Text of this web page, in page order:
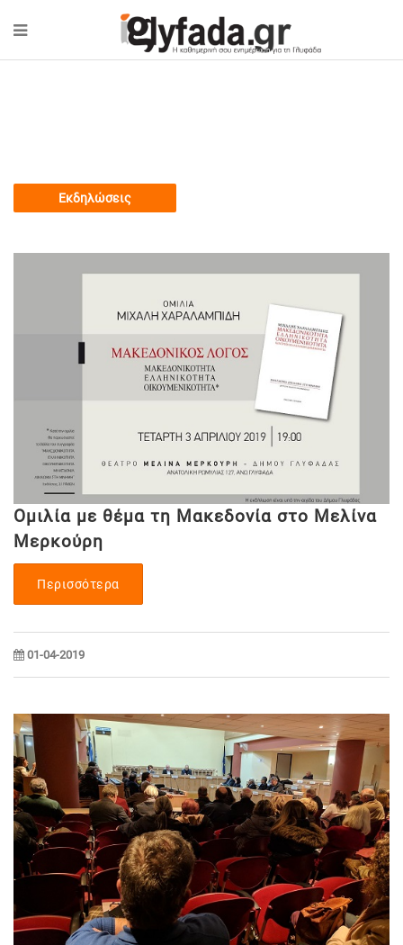
Εκδηλώσεις
Ομιλία με θέμα τη Μακεδονία στο Μελίνα
Μερκούρη
Περισσότερα
01-04-2019